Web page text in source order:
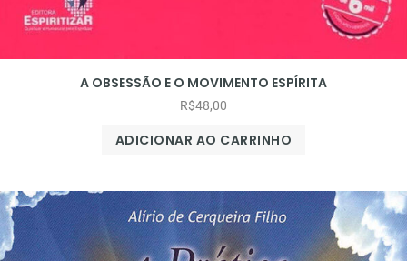
A OBSESSÃO E O MOVIMENTO ESPÍRITA
R$48,00
ADICIONAR AO CARRINHO